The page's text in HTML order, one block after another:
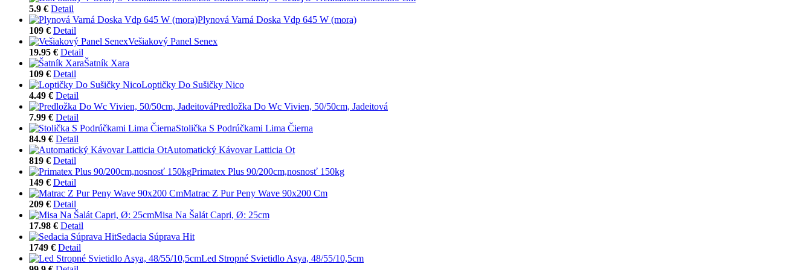
5.9 € Detail
Plynová Varná Doska Vdp 645 W (mora)
109 € Detail
Vešiakový Panel Senex
19.95 € Detail
Šatník Xara
109 € Detail
Loptičky Do Sušičky Nico
4.49 € Detail
Predložka Do Wc Vivien, 50/50cm, Jadeitová
7.99 € Detail
Stolička S Podrúčkami Lima Čierna
84.9 € Detail
Automatický Kávovar Latticia Ot
819 € Detail
Primatex Plus 90/200cm,nosnosť 150kg
149 € Detail
Matrac Z Pur Peny Wave 90x200 Cm
209 € Detail
Misa Na Šalát Capri, Ø: 25cm
17.98 € Detail
Sedacia Súprava Hit
1749 € Detail
Led Stropné Svietidlo Asya, 48/55/10,5cm